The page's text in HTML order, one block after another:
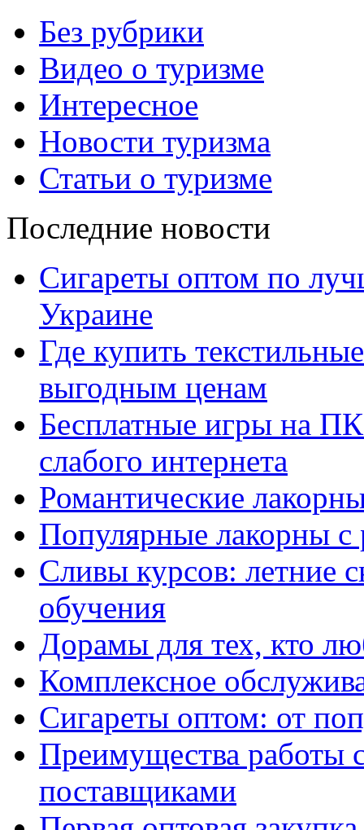
Без рубрики
Видео о туризме
Интересное
Новости туризма
Статьи о туризме
Последние новости
Сигареты оптом по
Украине
Где купить
выгодным ценам
Бесплатные игры на
слабого интернета
Романтические
Популярные лакорны с
Сливы курсов: летние
обучения
Дорамы для тех, кто
Комплексное
Сигареты оптом: от
Преимущества работы
поставщиками